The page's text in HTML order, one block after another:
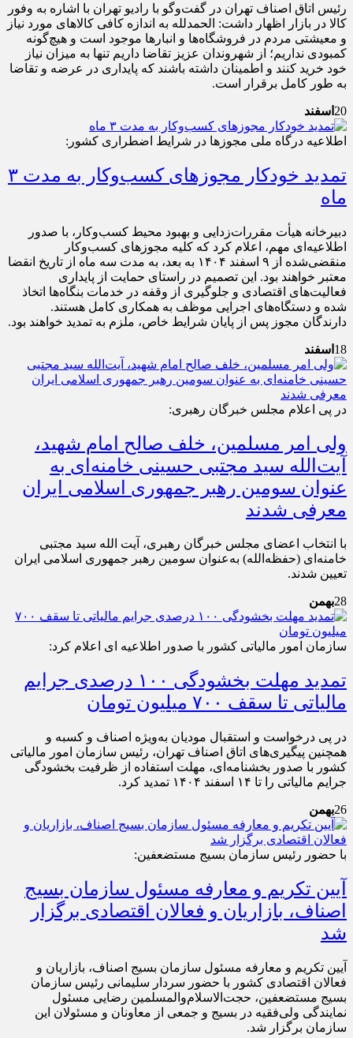
رئیس اتاق اصناف تهران در گفت‌وگو با رادیو تهران با اشاره به وفور
كالا در بازار اظهار داشت: الحمدلله به اندازه كافی كالاهای مورد نیاز
و معیشتی مردم در فروشگاه‌ها و انبارها موجود است و هیچ‌گونه
كمبودی نداریم؛ از شهروندان عزیز تقاضا داریم تنها به میزان نیاز
خود خرید كنند و اطمینان داشته باشند كه پایداری در عرضه و تقاضا
به طور كامل برقرار است.
20 اسفند
اطلاعیه درگاه ملی مجوزها در شرایط اضطراری کشور:
تمدید خودکار مجوزهای کسب‌وکار به مدت ۳
ماه
دبیرخانه هیأت مقررات‌زدایی و بهبود محیط کسب‌وکار، با صدور
اطلاعیه‌ای مهم، اعلام کرد که کلیه مجوزهای کسب‌وکار
منقضی‌شده از ۹ اسفند ۱۴۰۴ به بعد، به مدت سه ماه از تاریخ انقضا
معتبر خواهند بود. این تصمیم در راستای حمایت از پایداری
فعالیت‌های اقتصادی و جلوگیری از وقفه در خدمات بنگاه‌ها اتخاذ
شده و دستگاه‌های اجرایی موظف به همکاری کامل هستند.
دارندگان مجوز پس از پایان شرایط خاص، ملزم به تمدید خواهند بود.
18 اسفند
در پی اعلام مجلس خبرگان رهبری:
ولی امر مسلمین، خلف صالح امام شهید،
آیت‌الله سید مجتبی حسینی خامنه‌ای به
عنوان سومین رهبر جمهوری اسلامی ایران
معرفی شدند
با انتخاب اعضای مجلس خبرگان رهبری، آیت الله سید مجتبی
خامنه‌ای (حفظه‌الله) به‌عنوان سومین رهبر جمهوری اسلامی ایران
تعیین شدند. ‌
28بهمن
سازمان امور مالیاتی کشور با صدور اطلاعیه ای اعلام کرد:
تمدید مهلت بخشودگی ۱۰۰ درصدی جرایم
مالیاتی تا سقف ۷۰۰ میلیون تومان
در پی درخواست و استقبال مودیان به‌ویژه اصناف و کسبه و
همچنین پیگیری‌های اتاق اصناف تهران، رئیس سازمان امور مالیاتی
کشور با صدور بخشنامه‌ای، مهلت استفاده از ظرفیت بخشودگی
جرایم مالیاتی را تا ۱۴ اسفند ۱۴۰۴ تمدید کرد.
26بهمن
با حضور رئیس سازمان بسیج مستضعفین:
آیین تکریم و معارفه مسئول سازمان بسیج
اصناف، بازاریان و فعالان اقتصادی برگزار
شد
آیین تکریم و معارفه مسئول سازمان بسیج اصناف، بازاریان و
فعالان اقتصادی کشور با حضور سردار سلیمانی رئیس سازمان
بسیج مستضعفین، حجت‌الاسلام‌والمسلمین رضایی مسئول
نمایندگی ولی‌فقیه در بسیج و جمعی از معاونان و مسئولان این
سازمان برگزار شد.